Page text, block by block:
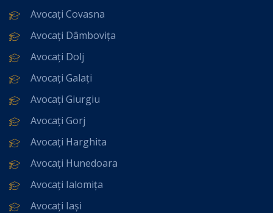
Avocați Covasna
Avocați Dâmbovița
Avocați Dolj
Avocați Galați
Avocați Giurgiu
Avocați Gorj
Avocați Harghita
Avocați Hunedoara
Avocați Ialomița
Avocați Iași